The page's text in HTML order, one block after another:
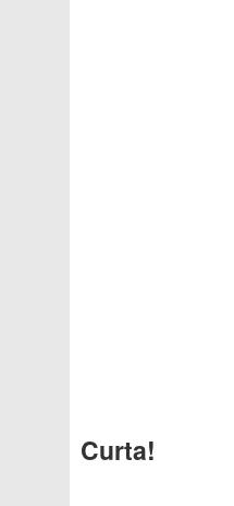
Curta!